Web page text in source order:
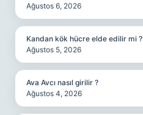
Ağustos 6, 2026
Kandan kök hücre elde edilir mi ?
Ağustos 5, 2026
Ava Avcı nasıl girilir ?
Ağustos 4, 2026